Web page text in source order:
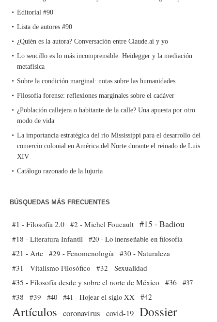
Editorial #90
Lista de autores #90
¿Quién es la autora? Conversación entre Claude.ai y yo
Lo sencillo es lo más incomprensible. Heidegger y la mediación
metafísica
Sobre la condición marginal: notas sobre las humanidades
Filosofía forense: reflexiones marginales sobre el cadáver
¿Población callejera o habitante de la calle? Una apuesta por otro
modo de vida
La importancia estratégica del río Mississippi para el desarrollo del
comercio colonial en América del Norte durante el reinado de Luis
XIV
Catálogo razonado de la lujuria
BÚSQUEDAS MÁS FRECUENTES
#1 - Filosofía 2.0 #2 - Michel Foucault #15 - Badiou
#18 - Literatura Infantil #20 - Lo inenseñable en filosofía
#21 - Arte #29 - Fenomenología
#30 - Naturaleza
#31 - Vitalismo Filosófico
#32 - Sexualidad
#35 - Filosofía desde y sobre el norte de México #36 #37
#38
#39 #40 #41 - Hojear el siglo XX #42
Artículos coronavirus covid-19 Dossier